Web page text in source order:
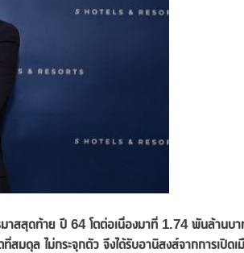
มาสสุดท้าย ปี 64 โตต่อเนื่องมาที่ 1.74 พันล้านบา
มดุล ไม่กระจุกตัว จึงได้รับอานิสงส์จากการเปิดเ